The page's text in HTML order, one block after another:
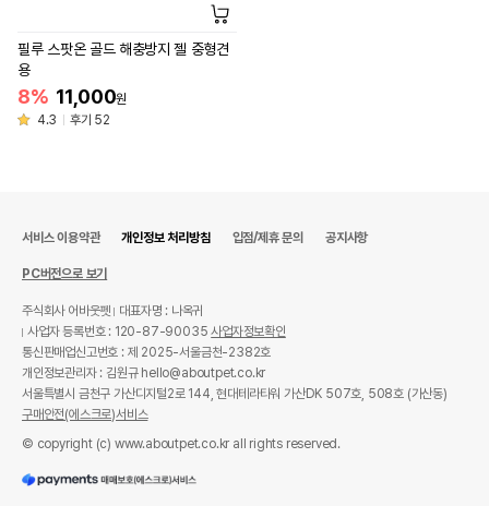
필루 스팟온 골드 해충방지 젤 중형견
용
8% 11,000원
4.3
후기 52
서비스 이용약관 개인정보 처리방침 입점/제휴 문의 공지사항
PC버전으로 보기
주식회사 어바웃펫
대표자명 : 나옥귀
사업자 등록번호 : 120-87-90035사업자정보확인
통신판매업신고번호 : 제 2025-서울금천-2382호
개인정보관리자 : 김원규 hello@aboutpet.co.kr
서울특별시 금천구 가산디지털2로 144, 현대테라타워 가산DK 507호, 508호 (가산동)
구매안전(에스크로)서비스
© copyright (c) www.aboutpet.co.kr all rights reserved.